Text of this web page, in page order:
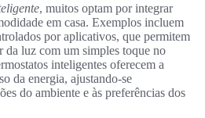
, muitos optam por integrar
em casa. Exemplos incluem
por aplicativos, que permitem
da luz com um simples toque no
inteligentes oferecem a
da energia, ajustando-se
do ambiente e às preferências dos